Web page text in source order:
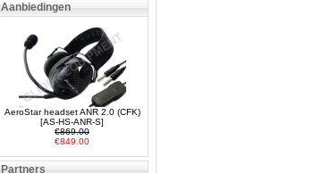
Aanbiedingen
AeroStar headset ANR 2.0 (CFK)
[AS-HS-ANR-S]
€869.00
€849.00
Partners